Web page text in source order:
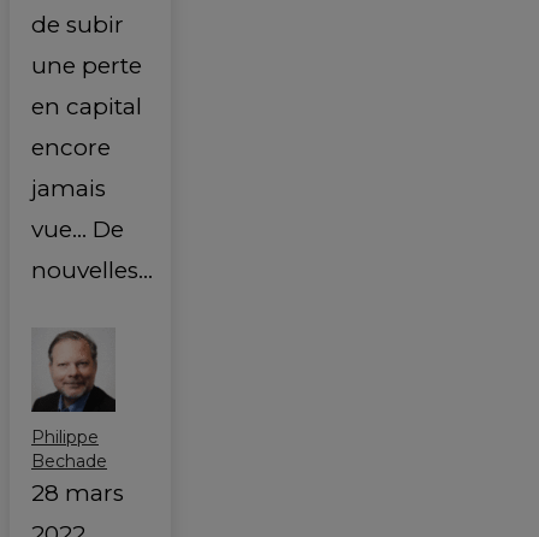
de subir
une perte
en capital
encore
jamais
vue... De
nouvelles…
Philippe
Bechade
28 mars